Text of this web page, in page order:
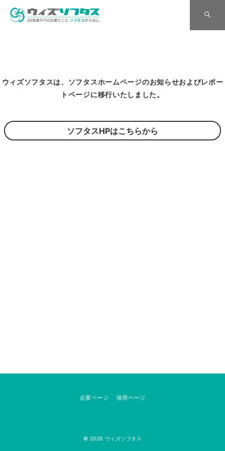
ウィズソフタスは、ソフタスホームページのお知らせおよびレポー
トページに移行いたしました。
ソフタスHPはこちらから
企業ページ 採用ページ
© 2026 ウィズソフタス